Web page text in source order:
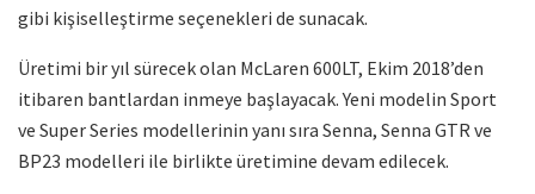
gibi kişiselleştirme seçenekleri de sunacak.
Üretimi bir yıl sürecek olan McLaren 600LT, Ekim 2018’den
itibaren bantlardan inmeye başlayacak. Yeni modelin Sport
ve Super Series modellerinin yanı sıra Senna, Senna GTR ve
BP23 modelleri ile birlikte üretimine devam edilecek.